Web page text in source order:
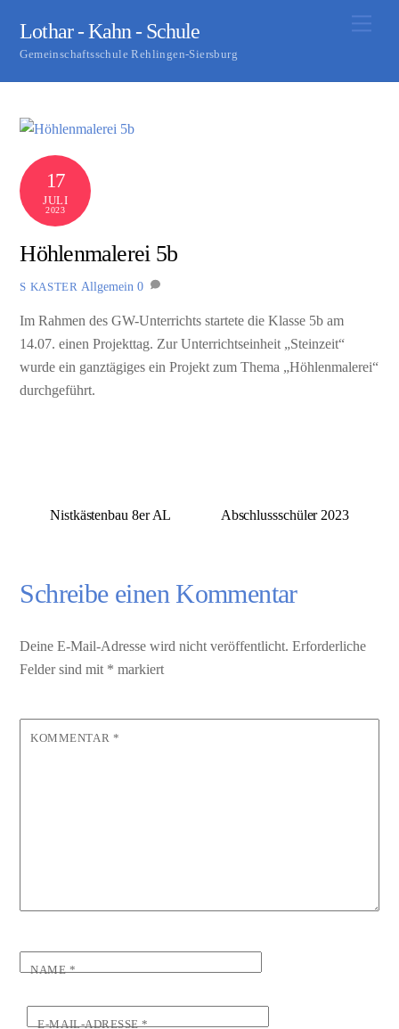
content
Lothar - Kahn - Schule
Gemeinschaftsschule Rehlingen-Siersburg
17
JULI
2023
Höhlenmalerei 5b
S KASTER Allgemein 0
Im Rahmen des GW-Unterrichts startete die Klasse 5b am
14.07. einen Projekttag. Zur Unterrichtseinheit „Steinzeit“
wurde ein ganztägiges ein Projekt zum Thema „Höhlenmalerei“
durchgeführt.
Nistkästenbau 8er AL Abschlussschüler 2023
Schreibe einen Kommentar
Deine E-Mail-Adresse wird nicht veröffentlicht. Erforderliche
Felder sind mit * markiert
KOMMENTAR *
NAME*
E-MAIL-ADRESSE*